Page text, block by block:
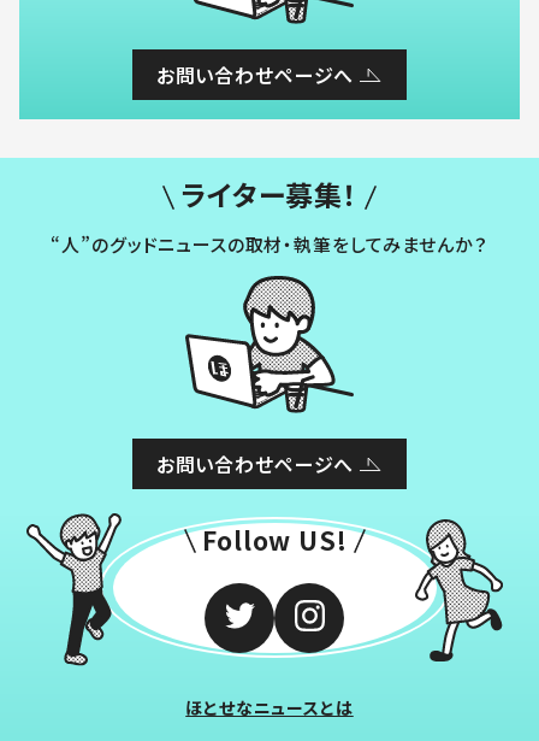
お問い合わせページへ
ライター募集！
“人”のグッドニュースの取材・執筆をしてみませんか？
お問い合わせページへ
Follow US!
ほとせなニュースとは